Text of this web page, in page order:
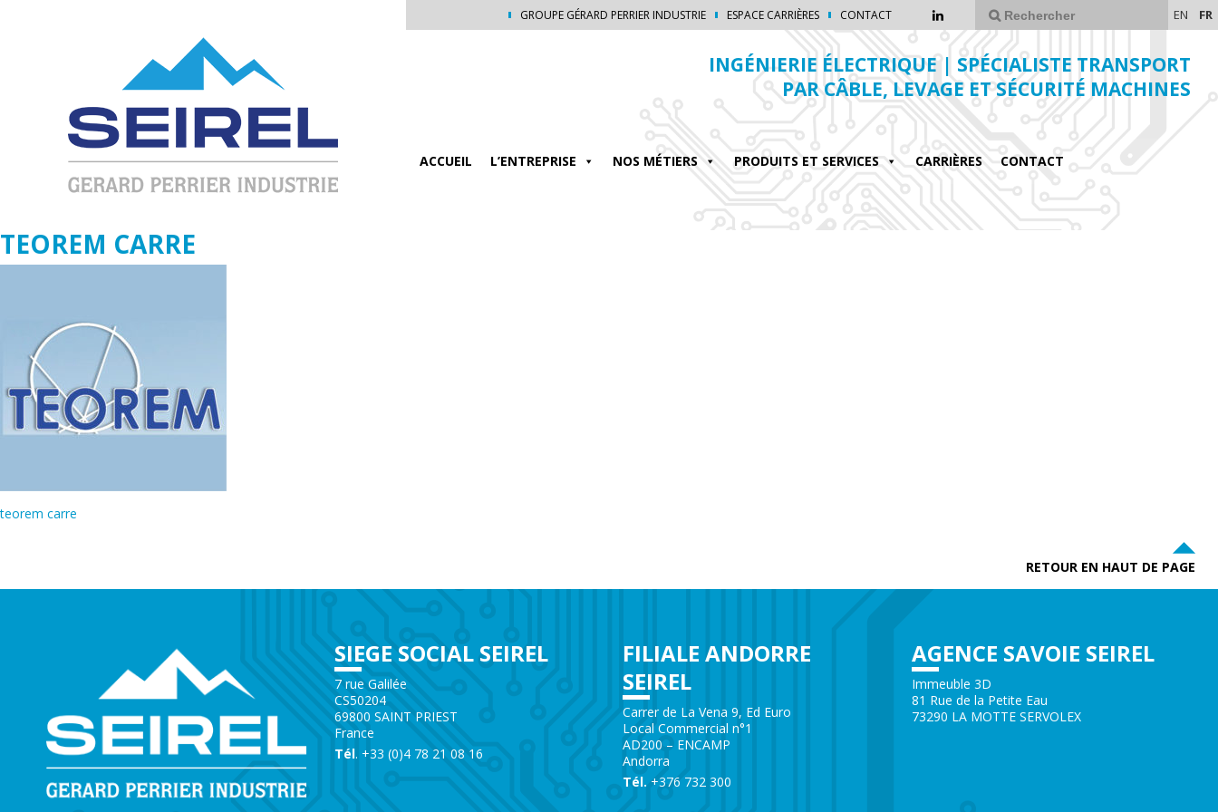
GROUPE GÉRARD PERRIER INDUSTRIE ESPACE CARRIÈRES CONTACT EN FR
INGÉNIERIE ÉLECTRIQUE | SPÉCIALISTE TRANSPORT
PAR CÂBLE, LEVAGE ET SÉCURITÉ MACHINES
ACCUEIL L’ENTREPRISE NOS MÉTIERS PRODUITS ET SERVICES CARRIÈRES CONTACT
TEOREM CARRE
teorem carre
RETOUR EN HAUT DE PAGE
SIEGE SOCIAL SEIREL
7 rue Galilée
CS50204
69800 SAINT PRIEST
France
Tél. +33 (0)4 78 21 08 16
FILIALE ANDORRE
SEIREL
Carrer de La Vena 9, Ed Euro
Local Commercial n°1
AD200 – ENCAMP
Andorra
Tél. +376 732 300
AGENCE SAVOIE SEIREL
Immeuble 3D
81 Rue de la Petite Eau
73290 LA MOTTE SERVOLEX